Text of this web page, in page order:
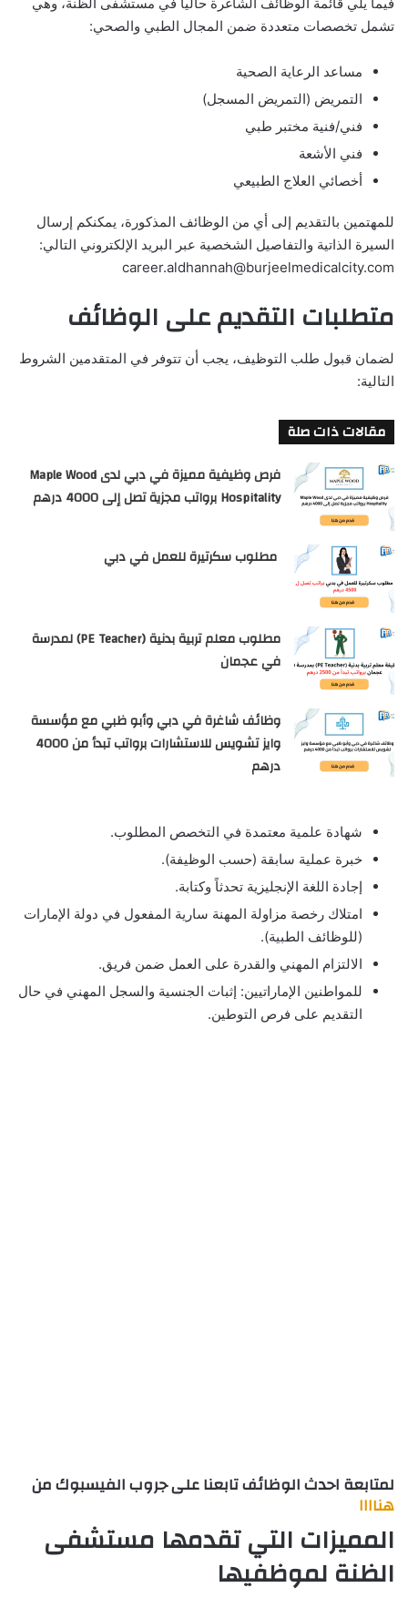
تشمل تخصصات متعددة ضمن المجال الطبي والصحي:
مساعد الرعاية الصحية
التمريض (التمريض المسجل)
فني/فنية مختبر طبي
فني الأشعة
أخصائي العلاج الطبيعي
للمهتمين بالتقديم إلى أي من الوظائف المذكورة، يمكنكم إرسال
السيرة الذاتية والتفاصيل الشخصية عبر البريد الإلكتروني التالي:
career.aldhannah@burjeelmedicalcity.com
متطلبات التقديم على الوظائف
لضمان قبول طلب التوظيف، يجب أن تتوفر في المتقدمين الشروط
التالية:
مقالات ذات صلة
فرص وظيفية مميزة في دبي لدى Maple Wood
Hospitality برواتب مجزية تصل إلى 4000 درهم
مطلوب سكرتيرة للعمل في دبي
مطلوب معلم تربية بدنية (PE Teacher) لمدرسة
في عجمان
وظائف شاغرة في دبي وأبو ظبي مع مؤسسة
وايز تشويس للاستشارات برواتب تبدأ من 4000
درهم
شهادة علمية معتمدة في التخصص المطلوب.
خبرة عملية سابقة (حسب الوظيفة).
إجادة اللغة الإنجليزية تحدثاً وكتابة.
امتلاك رخصة مزاولة المهنة سارية المفعول في دولة الإمارات
(للوظائف الطبية).
الالتزام المهني والقدرة على العمل ضمن فريق.
للمواطنين الإماراتيين: إثبات الجنسية والسجل المهني في حال
التقديم على فرص التوطين.
لمتابعة احدث الوظائف تابعنا على جروب الفيسبوك من
هناااا
المميزات التي تقدمها مستشفى
الظنة لموظفيها